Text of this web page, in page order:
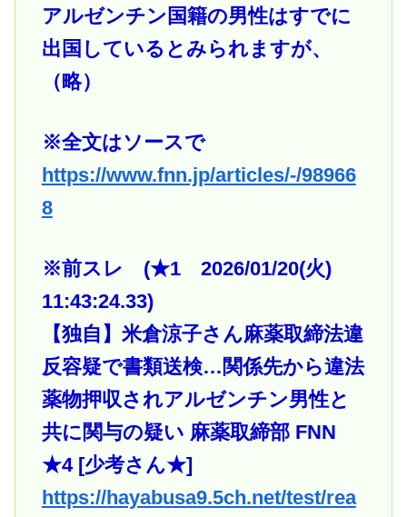
アルゼンチン国籍の男性はすでに
出国しているとみられますが、
（略）
※全文はソースで
https://www.fnn.jp/articles/-/98966
8
※前スレ (★1 2026/01/20(火)
11:43:24.33)
【独自】米倉涼子さん麻薬取締法違
反容疑で書類送検…関係先から違法
薬物押収されアルゼンチン男性と
共に関与の疑い 麻薬取締部 FNN
★4 [少考さん★]
https://hayabusa9.5ch.net/test/rea